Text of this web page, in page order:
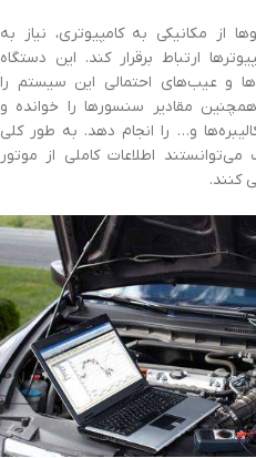
از مکانیکی به کامپیوتری، نیاز به
ارتباط برقرار کند. این دستگاه
و عیب‌های احتمالی این سیستم را
مقادیر سنسورها را خوانده و
و… را انجام دهد. به طور کلی
می‌توانستند اطلاعات کاملی از موتور
کنند.